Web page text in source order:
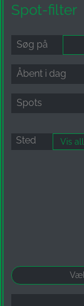
Spot-filter
Søg på
Åbent i dag
Spots
Sted
Cookie
24 timer -